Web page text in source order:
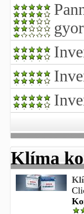
Klíma